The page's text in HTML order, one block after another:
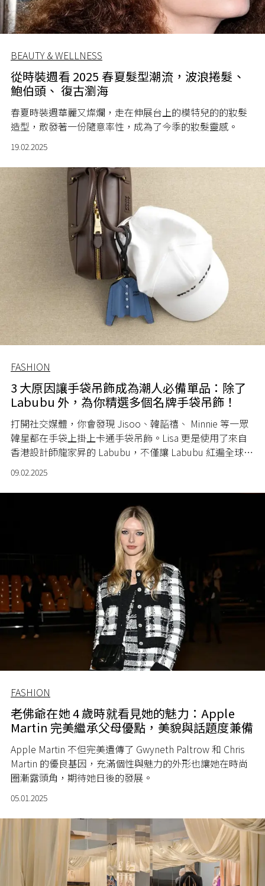
BEAUTY & WELLNESS
從時裝週看 2025 春夏髮型潮流，波浪捲髮、
鮑伯頭、 復古瀏海
春夏時裝週華麗又燦爛，走在伸展台上的模特兒的的妝髮
造型，散發著一份隨意率性，成為了今季的妝髮靈感。
19.02.2025
FASHION
3 大原因讓手袋吊飾成為潮人必備單品：除了
Labubu 外，為你精選多個名牌手袋吊飾！
打開社交媒體，你會發現 Jisoo、韓韶禧、 Minnie 等一眾
韓星都在手袋上掛上卡通手袋吊飾。Lisa 更是使用了來自
香港設計師龍家昇的 Labubu，不僅讓 Labubu 紅遍全球，
更把手袋吊飾推向前所未有的高峰。你可曾想過，為什麼
這股手袋吊飾能風靡全球？
09.02.2025
FASHION
老佛爺在她 4 歲時就看見她的魅力：Apple
Martin 完美繼承父母優點，美貌與話題度兼備
Apple Martin 不但完美遺傳了 Gwyneth Paltrow 和 Chris
Martin 的優良基因，充滿個性與魅力的外形也讓她在時尚
圈漸露頭角，期待她日後的發展。
05.01.2025